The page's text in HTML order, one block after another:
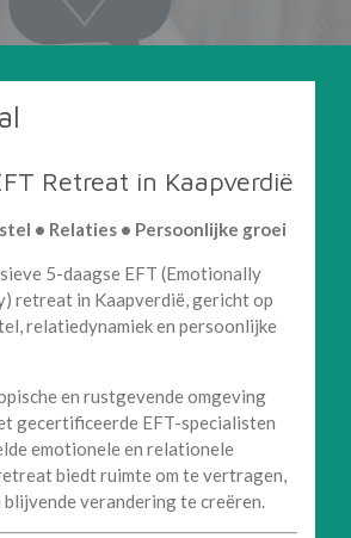
Retreat in Kaapverdië
• Relaties • Persoonlijke groei
5-daagse EFT (Emotionally
retreat in Kaapverdië, gericht op
relatiedynamiek en persoonlijke
en rustgevende omgeving
gecertificeerde EFT-specialisten
emotionele en relationele
biedt ruimte om te vertragen,
verandering te creëren.